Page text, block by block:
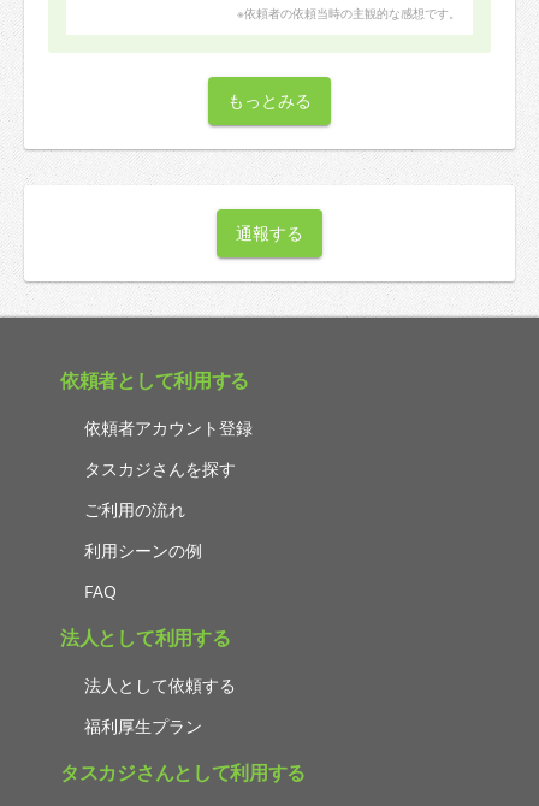
※依頼者の依頼当時の主観的な感想です。
もっとみる
通報する
依頼者として利用する
依頼者アカウント登録
タスカジさんを探す
ご利用の流れ
利用シーンの例
FAQ
法人として利用する
法人として依頼する
福利厚生プラン
タスカジさんとして利用する